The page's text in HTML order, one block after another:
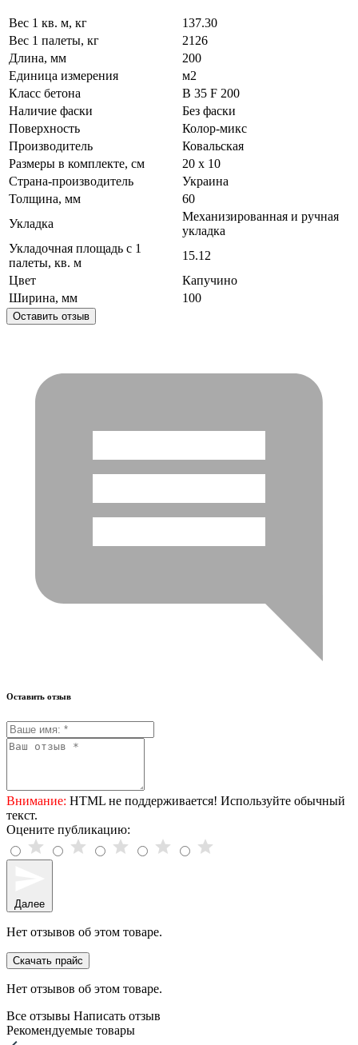
Вес 1 кв. м, кг
137.30
Вес 1 палеты, кг
2126
Длина, мм
200
Единица измерения
м2
Класс бетона
В 35 F 200
Наличие фаски
Без фаски
Поверхность
Колор-микс
Производитель
Ковальская
Размеры в комплекте, см
20 х 10
Страна-производитель
Украина
Толщина, мм
60
Укладка
Механизированная и ручная
укладка
Укладочная площадь с 1
палеты, кв. м
15.12
Цвет
Капучино
Ширина, мм
100
Оставить отзыв
Оставить отзыв
Внимание: HTML не поддерживается! Используйте обычный
текст.
Оцените публикацию:
Далее
Нет отзывов об этом товаре.
Скачать прайс
Нет отзывов об этом товаре.
Все отзывы Написать отзыв
Рекомендуемые товары